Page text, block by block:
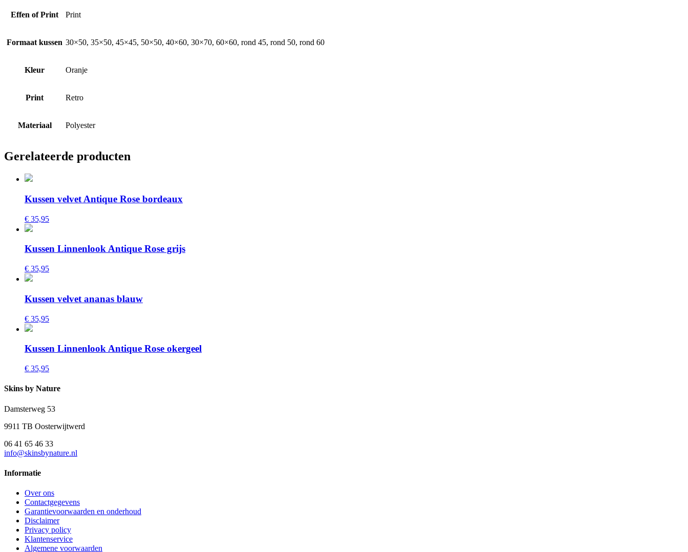
Effen of Print Print
Formaat kussen 30×50, 35×50, 45×45, 50×50, 40×60, 30×70, 60×60, rond 45, rond 50, rond 60
Kleur Oranje
Print Retro
Materiaal Polyester
Gerelateerde producten
Kussen velvet Antique Rose bordeaux
€ 35,95
Kussen Linnenlook Antique Rose grijs
€ 35,95
Kussen velvet ananas blauw
€ 35,95
Kussen Linnenlook Antique Rose okergeel
€ 35,95
Skins by Nature
Damsterweg 53
9911 TB Oosterwijtwerd
06 41 65 46 33
info@skinsbynature.nl
Informatie
Over ons
Contactgegevens
Garantievoorwaarden en onderhoud
Disclaimer
Privacy policy
Klantenservice
Algemene voorwaarden